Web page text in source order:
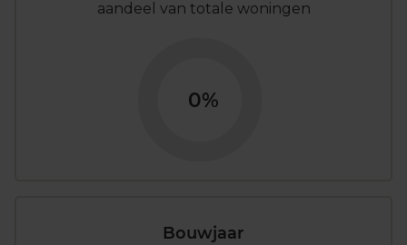
aandeel van totale woningen
0%
Bouwjaar